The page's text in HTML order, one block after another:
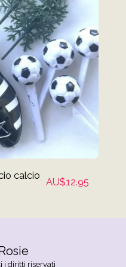
calcio
AU$12.95
diritti riservati